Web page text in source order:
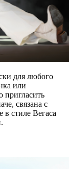
для любого
или
пригласить
связана с
в стиле Вегаса